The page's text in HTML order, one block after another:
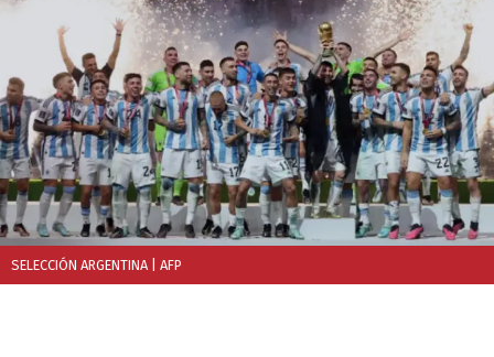
SELECCIÓN ARGENTINA | AFP